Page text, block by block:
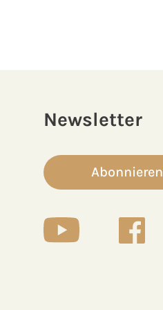
Newsletter
Abonnieren